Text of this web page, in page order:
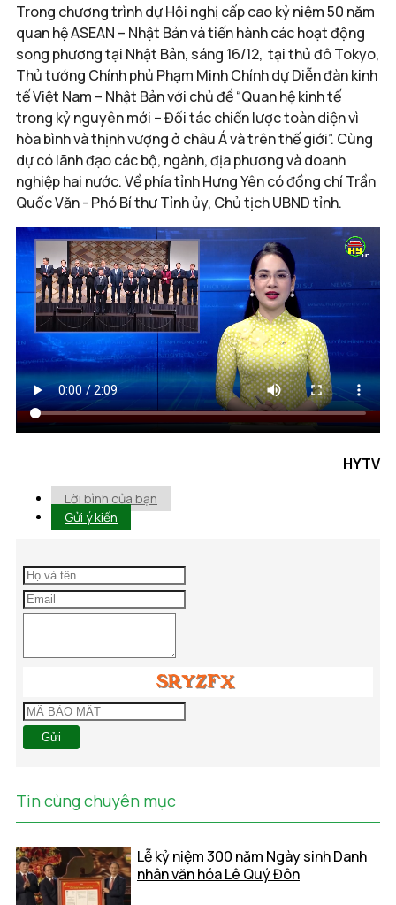
Trong chương trình dự Hội nghị cấp cao kỷ niệm 50 năm
quan hệ ASEAN – Nhật Bản và tiến hành các hoạt động
song phương tại Nhật Bản, sáng 16/12, tại thủ đô Tokyo,
Thủ tướng Chính phủ Phạm Minh Chính dự Diễn đàn kinh
tế Việt Nam – Nhật Bản với chủ đề “Quan hệ kinh tế
trong kỷ nguyên mới – Đối tác chiến lược toàn diện vì
hòa bình và thịnh vượng ở châu Á và trên thế giới”. Cùng
dự có lãnh đạo các bộ, ngành, địa phương và doanh
nghiệp hai nước. Về phía tỉnh Hưng Yên có đồng chí Trần
Quốc Văn - Phó Bí thư Tỉnh ủy, Chủ tịch UBND tỉnh.
HYTV
Lời bình của bạn
Gửi ý kiến
Gửi
Tin cùng chuyên mục
Lễ kỷ niệm 300 năm Ngày sinh Danh
nhân văn hóa Lê Quý Đôn